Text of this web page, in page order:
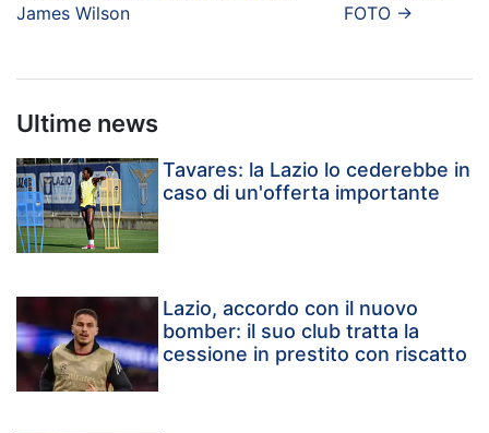
James Wilson
FOTO→
Ultime news
Tavares: la Lazio lo cederebbe in
caso di un'offerta importante
Lazio, accordo con il nuovo
bomber: il suo club tratta la
cessione in prestito con riscatto